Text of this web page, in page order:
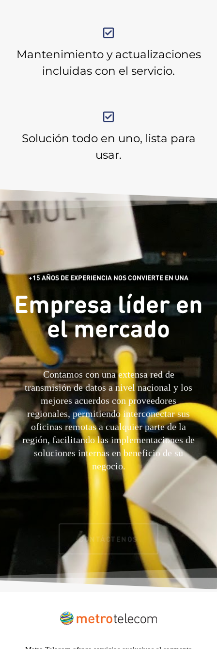
Mantenimiento y actualizaciones
incluidas con el servicio.
Solución todo en uno, lista para
usar.
+15 AÑOS DE EXPERIENCIA NOS CONVIERTE EN UNA
Empresa líder en
el mercado
Contamos con una extensa red de
transmisión de datos a nivel nacional y los
mejores acuerdos con proveedores
regionales, permitiendo interconectar sus
oficinas remotas a cualquier parte de la
región, facilitando las implementaciones de
soluciones internas en beneficio de su
negocio.
CONTÁCTENOS